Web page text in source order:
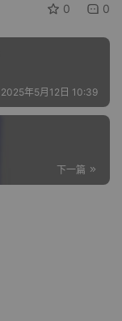
0 0
2025年5月12日 10:39
下一篇